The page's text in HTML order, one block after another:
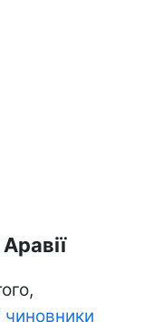
чиновники